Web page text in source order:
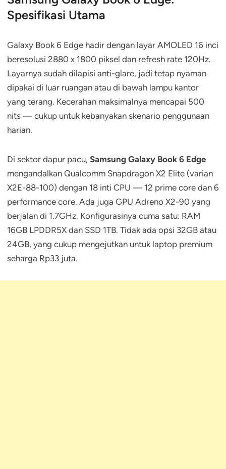
Spesifikasi Utama
Galaxy Book 6 Edge hadir dengan layar AMOLED 16 inci
beresolusi 2880 x 1800 piksel dan refresh rate 120Hz.
Layarnya sudah dilapisi anti-glare, jadi tetap nyaman
dipakai di luar ruangan atau di bawah lampu kantor
yang terang. Kecerahan maksimalnya mencapai 500
nits — cukup untuk kebanyakan skenario penggunaan
harian.
Di sektor dapur pacu, Samsung Galaxy Book 6 Edge
mengandalkan Qualcomm Snapdragon X2 Elite (varian
X2E-88-100) dengan 18 inti CPU — 12 prime core dan 6
performance core. Ada juga GPU Adreno X2-90 yang
berjalan di 1.7GHz. Konfigurasinya cuma satu: RAM
16GB LPDDR5X dan SSD 1TB. Tidak ada opsi 32GB atau
24GB, yang cukup mengejutkan untuk laptop premium
seharga Rp33 juta.